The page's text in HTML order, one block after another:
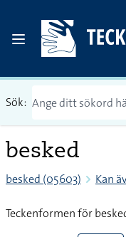
Sök:
besked
besked (05603) Kan
Teckenformen för